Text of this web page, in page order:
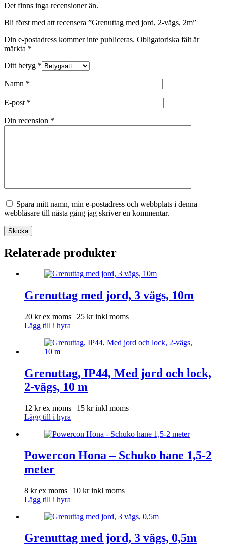
Det finns inga recensioner än.
Bli först med att recensera ”Grenuttag med jord, 2-vägs, 2m”
Din e-postadress kommer inte publiceras. Obligatoriska fält är
märkta *
Ditt betyg *
Namn *
E-post *
Din recension *
Spara mitt namn, min e-postadress och webbplats i denna
webbläsare till nästa gång jag skriver en kommentar.
Skicka
Relaterade produkter
Grenuttag med jord, 3 vägs, 10m
20 krex moms | 25 krinkl moms
Lägg till i hyra
Grenuttag, IP44, Med jord och lock,
2-vägs, 10 m
12 krex moms | 15 krinkl moms
Lägg till i hyra
Powercon Hona – Schuko hane 1,5-2
meter
8 krex moms | 10 krinkl moms
Lägg till i hyra
Grenuttag med jord, 3 vägs, 0,5m